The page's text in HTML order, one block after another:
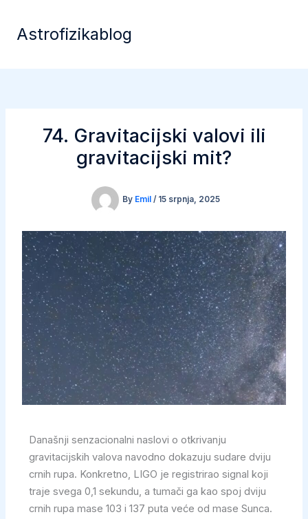
contentAstrofizikablog
74. Gravitacijski valovi ili
gravitacijski mit?
By Emil / 15 srpnja, 2025
Današnji senzacionalni naslovi o otkrivanju
gravitacijskih valova navodno dokazuju sudare dviju
crnih rupa. Konkretno, LIGO je registrirao signal koji
traje svega 0,1 sekundu, a tumači ga kao spoj dviju
crnih rupa mase 103 i 137 puta veće od mase Sunca.